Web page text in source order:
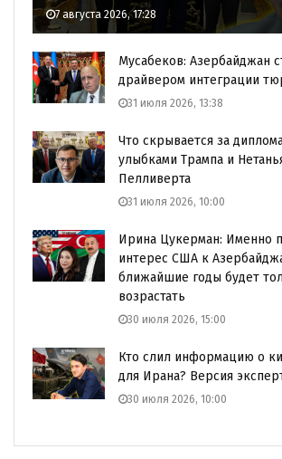
7 августа 2026, 17:28
Мусабеков: Азербайджан
драйвером интеграции
31 июля 2026, 13:38
Что скрывается за
улыбками Трампа и
Пелливерта
31 июля 2026, 10:00
Ирина Цукерман: Именно
интерес США к
ближайшие годы будет
возрастать
30 июля 2026, 15:00
Кто слил информацию о
для Ирана? Версия
30 июля 2026, 10:00